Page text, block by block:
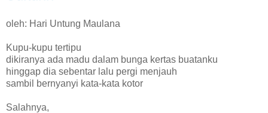
oleh: Hari Untung Maulana
Kupu-kupu tertipu
dikiranya ada madu dalam bunga kertas buatanku
hinggap dia sebentar lalu pergi menjauh
sambil bernyanyi kata-kata kotor
Salahnya,